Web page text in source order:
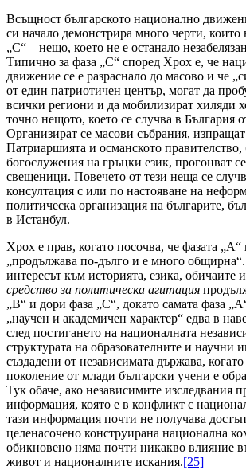
Всъщност българското национално
си начало демонстрира много черти, които
„C“ – нещо, което не е останало
Типично за фаза „C“ според Хрох е, че
движение се е разраснало до масово и че
от един патриотичен център, могат да
всички региони и да мобилизират хиляди
точно нещото, което се случва в България
Организират се масови събрания,
Патриаршията и османското правителство,
богослужения на гръцки език, прогонват
свещеници. Повечето от тези неща се
консултация с или по настояване на
политическа организация на българите,
в Истанбул.
Хрох е прав, когато посочва, че фазата „А“
„продължава по-дълго и е много общирна“.
интересът към историята, езика, обичаите
средство за политическа агитация
„B“ и дори фаза „C“, докато самата фаза
„научен и академичен характер“ едва в
след постигането на националната
структурата на образователните и научни
създадени от независимата държава,
поколение от млади български учени е
Тук обаче, ако независимите изследвания
информация, която е в конфликт с
тази информация почти не получава
целенасочено конструирана национална
обикновено няма почти никакво влияние
живот и националните искания.[25]